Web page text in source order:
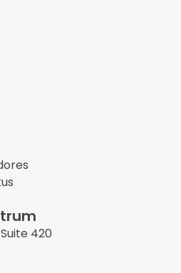
420